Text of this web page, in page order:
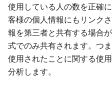
使用している人の数を正確
客様の個人情報にもリンク
報を第三者と共有する場合
式でのみ共有されます。つ
使用されたことに関する使
分析します。